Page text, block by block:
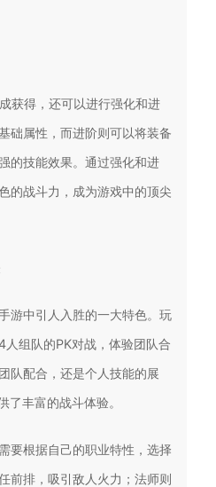
获得，还可以进行强化和进
础属性，而进阶则可以将装备
的技能效果。通过强化和进
的战斗力，成为游戏中的顶尖
游中引人入胜的一大特色。玩
组队的PK对战，体验团队合
队配合，还是个人技能的展
了丰富的战斗体验。
要根据自己的职业特性，选择
前排，吸引敌人火力；法师则